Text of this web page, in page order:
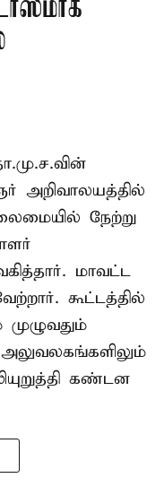
நேற்று
மாவட்ட
கூட்டத்தில்
கண்டன